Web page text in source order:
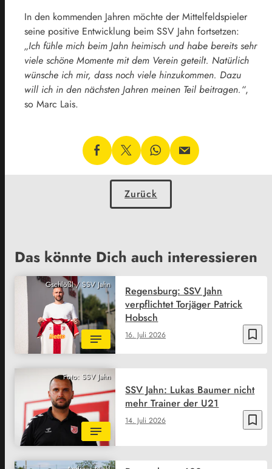
In den kommenden Jahren möchte der Mittelfeldspieler
seine positive Entwicklung beim SSV Jahn fortsetzen:
„Ich fühle mich beim Jahn heimisch und habe bereits sehr
viele schöne Momente mit dem Verein geteilt. Natürlich
wünsche ich mir, dass noch viele hinzukommen. Dazu
will ich in den nächsten Jahren meinen Teil beitragen.“,
so Marc Lais.
Zurück
Das könnte Dich auch interessieren
Gschlößl / SSV Jahn
bookmark_border
16. Juli 2026
Regensburg: SSV Jahn
verpflichtet Torjäger Patrick
Hobsch
Foto: SSV Jahn
bookmark_border
14. Juli 2026
SSV Jahn: Lukas Baumer nicht
mehr Trainer der U21